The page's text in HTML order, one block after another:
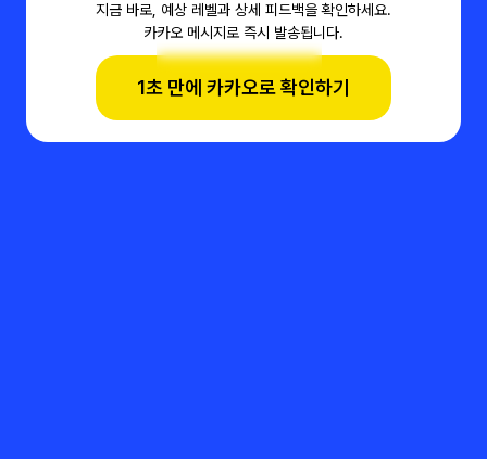
지금 바로, 예상 레벨과 상세 피드백을 확인하세요.
카카오 메시지로 즉시 발송됩니다.
1초 만에 카카오로 확인하기